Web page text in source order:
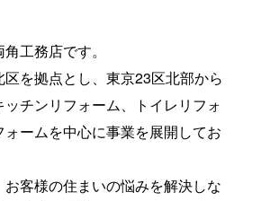
工務店です。
を拠点とし、東京23区北部から
チンリフォーム、トイレリフォ
ームを中心に事業を展開してお
お客様の住まいの悩みを解決しな